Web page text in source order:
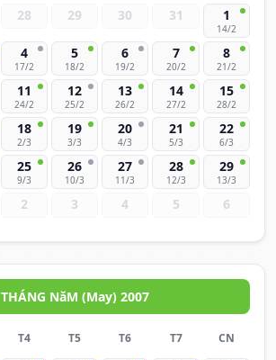
28 29 30 31 1
14/2
4
17/2
5
18/2
6
19/2
7
20/2
8
21/2
11
24/2
12
25/2
13
26/2
14
27/2
15
28/2
18
2/3
19
3/3
20
4/3
21
5/3
22
6/3
25
9/3
26
10/3
27
11/3
28
12/3
29
13/3
2 3 4 5 6
THÁNG NăM (May) 2007
T4 T5 T6 T7 CN